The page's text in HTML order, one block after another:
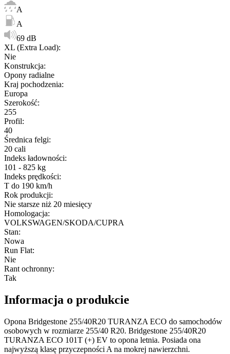
A
A
69 dB
XL (Extra Load):
Nie
Konstrukcja:
Opony radialne
Kraj pochodzenia:
Europa
Szerokość:
255
Profil:
40
Średnica felgi:
20 cali
Indeks ładowności:
101 - 825 kg
Indeks prędkości:
T do 190 km/h
Rok produkcji:
Nie starsze niż 20 miesięcy
Homologacja:
VOLKSWAGEN/SKODA/CUPRA
Stan:
Nowa
Run Flat:
Nie
Rant ochronny:
Tak
Informacja o produkcie
Opona Bridgestone 255/40R20 TURANZA ECO do samochodów
osobowych w rozmiarze 255/40 R20. Bridgestone 255/40R20
TURANZA ECO 101T (+) EV to opona letnia. Posiada ona
najwyższą klasę przyczepności A na mokrej nawierzchni.